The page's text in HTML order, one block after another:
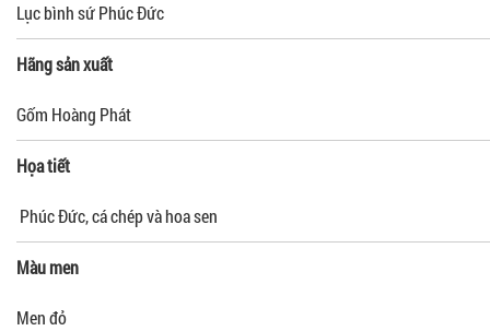
Lục bình sứ Phúc Đức
Hãng sản xuất
Gốm Hoàng Phát
Họa tiết
Phúc Đức, cá chép và hoa sen
Màu men
Men đỏ